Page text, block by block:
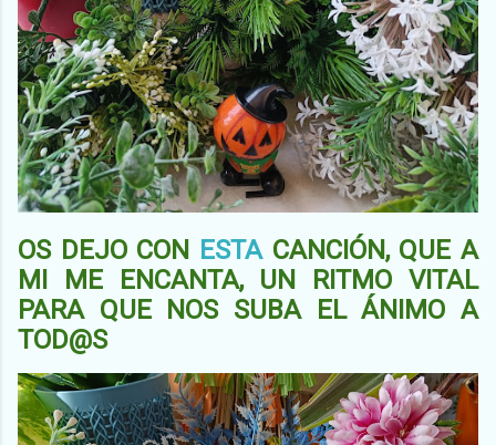
OS DEJO CON ESTACANCIÓN, QUE A
MI ME ENCANTA, UN RITMO VITAL
PARA QUE NOS SUBA EL ÁNIMO A
TOD@S